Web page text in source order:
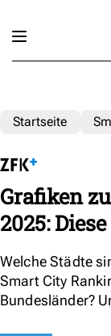
Startseite
Grafiken
2025:
Welche Städte
Smart City
Bundesländer?